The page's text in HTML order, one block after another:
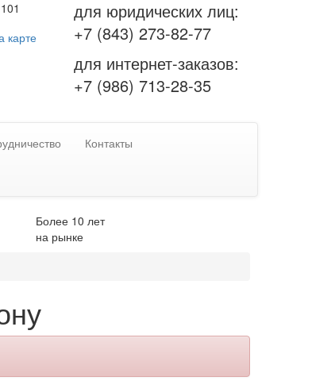
карте
для юридических лиц:
+7 (843) 273-82-77
для интернет-заказов:
+7 (986) 713-28-35
Контакты
Более 10 лет
на рынке